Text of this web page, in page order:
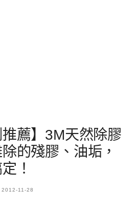
推薦】3M天然除膠
的殘膠、油垢，
！
2012-11-28